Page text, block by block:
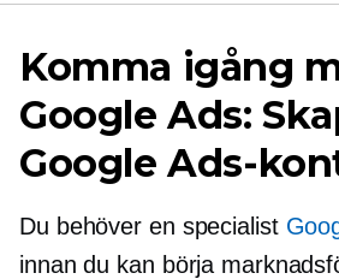
Komma igång
Google Ads:
Google Ads-
Du behöver en specialist
innan du kan börja